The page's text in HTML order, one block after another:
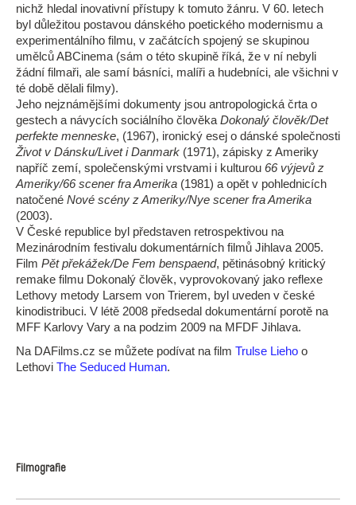
nichž hledal inovativní přístupy k tomuto žánru. V 60. letech
byl důležitou postavou dánského poetického modernismu a
experimentálního filmu, v začátcích spojený se skupinou
umělců ABCinema (sám o této skupině říká, že v ní nebyli
žádní filmaři, ale samí básníci, malíři a hudebníci, ale všichni v
té době dělali filmy).
Jeho nejznámějšími dokumenty jsou antropologická črta o
gestech a návycích sociálního člověka Dokonalý člověk/Det
perfekte menneske, (1967), ironický esej o dánské společnosti
Život v Dánsku/Livet i Danmark (1971), zápisky z Ameriky
napříč zemí, společenskými vrstvami i kulturou 66 výjevů z
Ameriky/66 scener fra Amerika (1981) a opět v pohlednicích
natočené Nové scény z Ameriky/Nye scener fra Amerika
(2003).
V České republice byl představen retrospektivou na
Mezinárodním festivalu dokumentárních filmů Jihlava 2005.
Film Pět překážek/De Fem benspaend, pětinásobný kritický
remake filmu Dokonalý člověk, vyprovokovaný jako reflexe
Lethovy metody Larsem von Trierem, byl uveden v české
kinodistribuci. V létě 2008 předsedal dokumentární porotě na
MFF Karlovy Vary a na podzim 2009 na MFDF Jihlava.
Na DAFilms.cz se můžete podívat na film Trulse Lieho o
Lethovi The Seduced Human.
Filmografie